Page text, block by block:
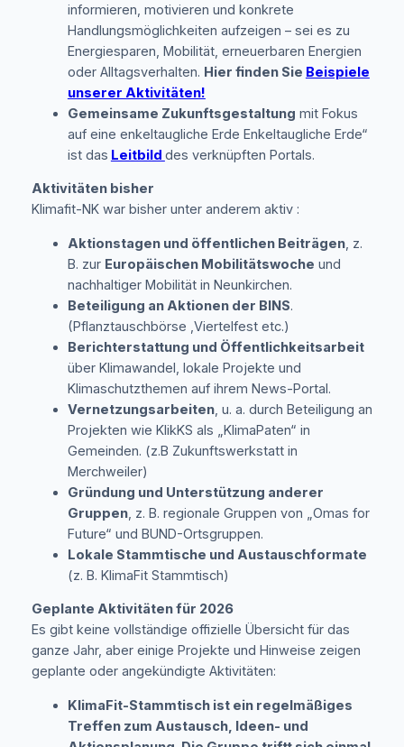
informieren, motivieren und konkrete
Handlungsmöglichkeiten aufzeigen – sei es zu
Energiesparen, Mobilität, erneuerbaren Energien
oder Alltagsverhalten. Hier finden Sie Beispiele
unserer Aktivitäten!
Gemeinsame Zukunftsgestaltung mit Fokus
auf eine enkeltaugliche Erde Enkeltaugliche Erde“
ist das Leitbild des verknüpften Portals.
Aktivitäten bisher
Klimafit-NK war bisher unter anderem aktiv :
Aktionstagen und öffentlichen Beiträgen, z.
B. zur Europäischen Mobilitätswoche und
nachhaltiger Mobilität in Neunkirchen.
Beteiligung an Aktionen der BINS.
(Pflanztauschbörse ,Viertelfest etc.)
Berichterstattung und Öffentlichkeitsarbeit
über Klimawandel, lokale Projekte und
Klimaschutzthemen auf ihrem News-Portal.
Vernetzungsarbeiten, u. a. durch Beteiligung an
Projekten wie KlikKS als „KlimaPaten“ in
Gemeinden. (z.B Zukunftswerkstatt in
Merchweiler)
Gründung und Unterstützung anderer
Gruppen, z. B. regionale Gruppen von „Omas for
Future“ und BUND-Ortsgruppen.
Lokale Stammtische und Austauschformate
(z. B. KlimaFit Stammtisch)
Geplante Aktivitäten für 2026
Es gibt keine vollständige offizielle Übersicht für das
ganze Jahr, aber einige Projekte und Hinweise zeigen
geplante oder angekündigte Aktivitäten:
KlimaFit-Stammtisch ist ein regelmäßiges
Treffen zum Austausch, Ideen- und